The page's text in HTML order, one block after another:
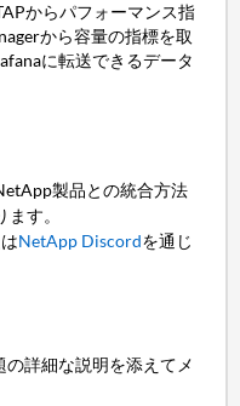
からパフォーマンス指
から容量の指標を取
に転送できるデータ
製品との統合方法
す。
NetApp Discordを通じ
の詳細な説明を添えてメ